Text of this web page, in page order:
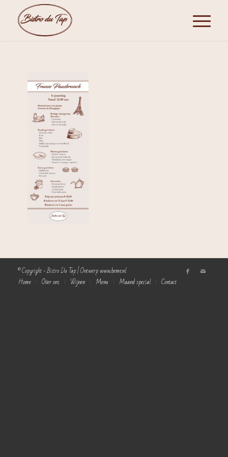
© Copyright - Bistro Du Tap | Ontwerpwww.beme.nl
Home
Over ons Wijnen Menu Maand special Contact